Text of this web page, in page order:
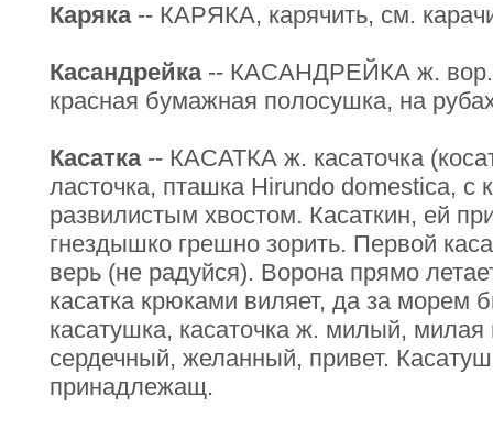
Каряка-- КАРЯКА, карячить, см.
Касандрейка-- КАСАНДРЕЙКА ж. вор.
красная бумажная полосушка, на
Касатка-- КАСАТКА ж. касаточка
ласточка, пташка Нirundo domestiса, с
развилистым хвостом. Касаткин, ей
гнездышко грешно зорить. Первой
верь (не радуйся). Ворона прямо
касатка крюками виляет, да за морем
касатушка, касаточка ж. милый,
сердечный, желанный, привет.
принадлежащ.